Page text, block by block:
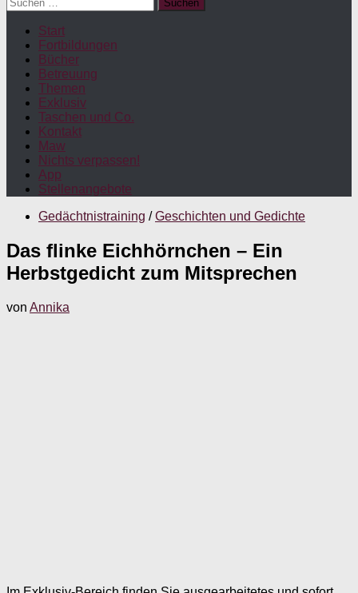
nach:
Start
Fortbildungen
Bücher
Betreuung
Themen
Exklusiv
Taschen und Co.
Kontakt
Maw
Nichts verpassen!
App
Stellenangebote
Gedächtnistraining / Geschichten und Gedichte
Das flinke Eichhörnchen – Ein
Herbstgedicht zum Mitsprechen
von Annika